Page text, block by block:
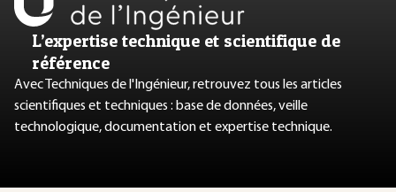
L’expertise technique et scientifique de
référence
Avec Techniques de l'Ingénieur, retrouvez tous les articles
scientifiques et techniques : base de données, veille
technologique, documentation et expertise technique.